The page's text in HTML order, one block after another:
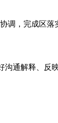
调，完成区落
沟通解释、反